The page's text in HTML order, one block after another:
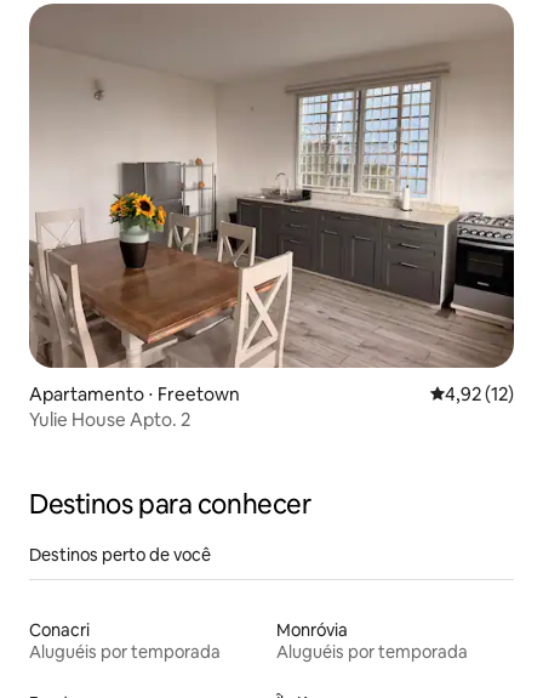
Apartamento ⋅ Freetown 4,92 de uma
4,92 (12)
Yulie House Apto. 2
Destinos para conhecer
Destinos perto de você
Conacri
Aluguéis por temporada
Monróvia
Aluguéis por temporada